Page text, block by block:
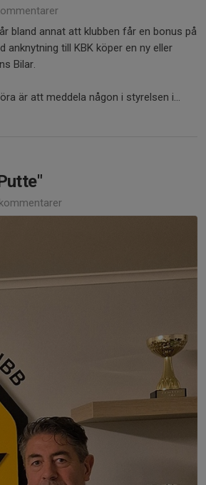
bland annat att klubben får en bonus på
anknytning till KBK köper en ny eller
Bilar.
är att meddela någon i styrelsen i...